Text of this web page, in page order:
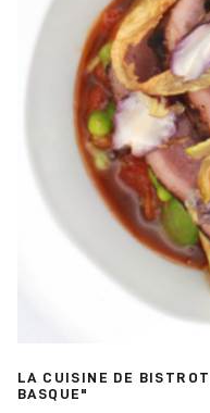
LA CUISINE DE
BASQUE"